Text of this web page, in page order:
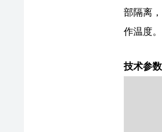
部隔离
作温度。
技术参数